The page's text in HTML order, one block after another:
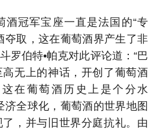
酒冠军宝座一直是法国的“专
夺取，这在葡萄酒界产生了非
罗伯特•帕克对此评论道：“巴
无上的神话，开创了葡萄酒
在葡萄酒历史上是个分水
济全球化，葡萄酒的世界地图
，并与旧世界分庭抗礼。由